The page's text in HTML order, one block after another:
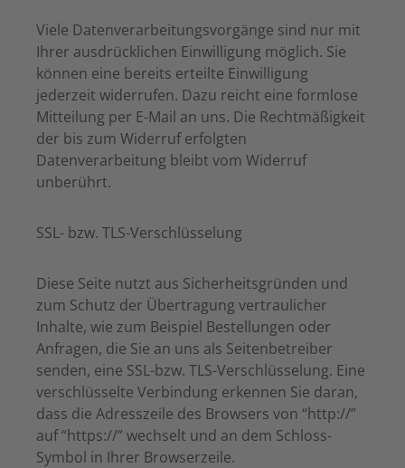
Viele Datenverarbeitungsvorgänge sind nur mit
Ihrer ausdrücklichen Einwilligung möglich. Sie
können eine bereits erteilte Einwilligung
jederzeit widerrufen. Dazu reicht eine formlose
Mitteilung per E-Mail an uns. Die Rechtmäßigkeit
der bis zum Widerruf erfolgten
Datenverarbeitung bleibt vom Widerruf
unberührt.
SSL- bzw. TLS-Verschlüsselung
Diese Seite nutzt aus Sicherheitsgründen und
zum Schutz der Übertragung vertraulicher
Inhalte, wie zum Beispiel Bestellungen oder
Anfragen, die Sie an uns als Seitenbetreiber
senden, eine SSL-bzw. TLS-Verschlüsselung. Eine
verschlüsselte Verbindung erkennen Sie daran,
dass die Adresszeile des Browsers von “http://”
auf “https://” wechselt und an dem Schloss-
Symbol in Ihrer Browserzeile.